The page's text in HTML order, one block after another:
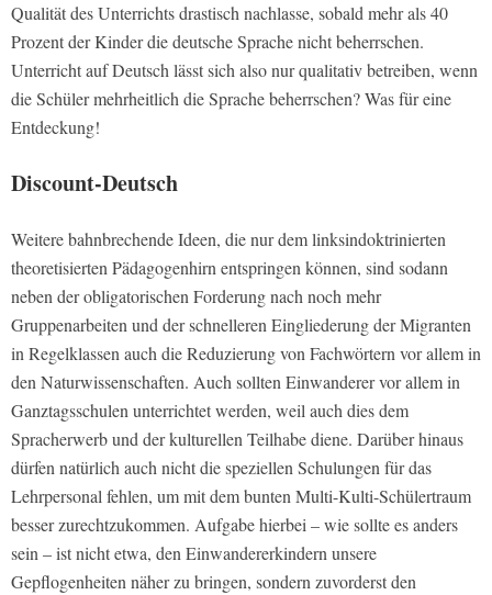
Qualität des Unterrichts drastisch nachlasse, sobald mehr als 40
Prozent der Kinder die deutsche Sprache nicht beherrschen.
Unterricht auf Deutsch lässt sich also nur qualitativ betreiben, wenn
die Schüler mehrheitlich die Sprache beherrschen? Was für eine
Entdeckung!
Discount-Deutsch
Weitere bahnbrechende Ideen, die nur dem linksindoktrinierten
theoretisierten Pädagogenhirn entspringen können, sind sodann
neben der obligatorischen Forderung nach noch mehr
Gruppenarbeiten und der schnelleren Eingliederung der Migranten
in Regelklassen auch die Reduzierung von Fachwörtern vor allem in
den Naturwissenschaften. Auch sollten Einwanderer vor allem in
Ganztagsschulen unterrichtet werden, weil auch dies dem
Spracherwerb und der kulturellen Teilhabe diene. Darüber hinaus
dürfen natürlich auch nicht die speziellen Schulungen für das
Lehrpersonal fehlen, um mit dem bunten Multi-Kulti-Schülertraum
besser zurechtzukommen. Aufgabe hierbei – wie sollte es anders
sein – ist nicht etwa, den Einwandererkindern unsere
Gepflogenheiten näher zu bringen, sondern zuvorderst den